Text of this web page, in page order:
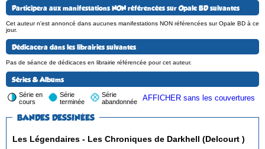
Participera aux manifestations NON référencées sur Opale BD suivantes
Cet auteur n'est annoncé dans aucunes manifestations NON référencées sur Opale BD à ce
jour.
Dédicacera dans les librairies suivantes
Pas de séance de dédicaces en librairie référencée pour cet auteur.
Séries & Albums
Série en
cours
Série
terminée
Série
abandonnée
AFFICHER sans les couvertures
BANDES DESSINÉES
Les Légendaires - Les Chroniques de Darkhell (Delcourt )